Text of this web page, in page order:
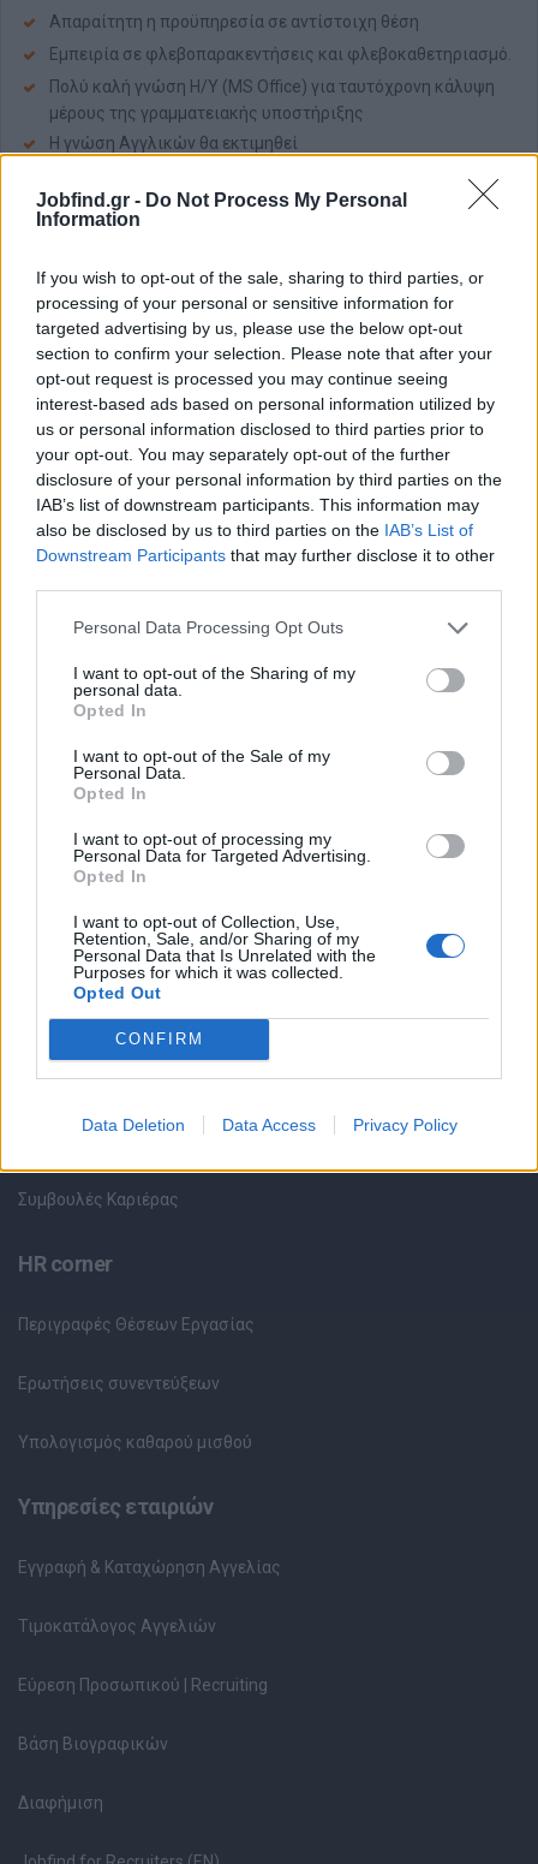
Jobfind.gr - Do Not Process My Personal
Information
If you wish to opt-out of the sale, sharing to third parties, or
processing of your personal or sensitive information for
targeted advertising by us, please use the below opt-out
section to confirm your selection. Please note that after your
opt-out request is processed you may continue seeing
interest-based ads based on personal information utilized by
us or personal information disclosed to third parties prior to
your opt-out. You may separately opt-out of the further
disclosure of your personal information by third parties on the
IAB’s list of downstream participants. This information may
also be disclosed by us to third parties on the IAB’s List of
Downstream Participants that may further disclose it to other
Personal Data Processing Opt Outs
I want to opt-out of the Sharing of my
personal data.
Opted In
I want to opt-out of the Sale of my
Personal Data.
Opted In
I want to opt-out of processing my
Personal Data for Targeted Advertising.
Opted In
I want to opt-out of Collection, Use,
Retention, Sale, and/or Sharing of my
Personal Data that Is Unrelated with the
Purposes for which it was collected.
Opted Out
CONFIRM
Data Deletion Data Access Privacy Policy
Απαραίτητη η προϋπηρεσία σε αντίστοιχη θέση
Εμπειρία σε φλεβοπαρακεντήσεις και φλεβοκαθετηριασμό.
Πολύ καλή γνώση Η/Υ (MS Office) για ταυτόχρονη κάλυψη
μέρους της γραμματειακής υποστήριξης
Η γνώση Αγγλικών θα εκτιμηθεί
Επικοινωνιακές ικανότητες και ομαδικότητα
Παροχές
Φιλικό και δυναμικό περιβάλλον εργασίας
Σταθερές απολαβές με προοπτική ανάλογης οικονομικής
εξέλιξης
Θέσεις εργασίας
Όλες οι Θέσεις Εργασίας
Θέσεις Εργασίας ανά Εταιρεία
Κέντρο Βοήθειας
Υπηρεσίες υποψηφίων
Καταχώρηση Online Βιογραφικού
Συμβουλές Καριέρας
HR corner
Περιγραφές Θέσεων Εργασίας
Ερωτήσεις συνεντεύξεων
Υπολογισμός καθαρού μισθού
Υπηρεσίες εταιριών
Εγγραφή & Καταχώρηση Αγγελίας
Τιμοκατάλογος Αγγελιών
Εύρεση Προσωπικού | Recruiting
Βάση Βιογραφικών
Διαφήμιση